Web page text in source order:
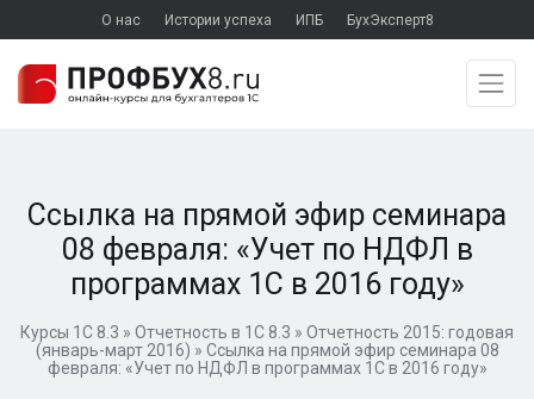
О нас Истории успеха ИПБ БухЭксперт8
Ссылка на прямой эфир семинара
08 февраля: «Учет по НДФЛ в
программах 1С в 2016 году»
Курсы 1С 8.3 » Отчетность в 1С 8.3 » Отчетность 2015: годовая
(январь-март 2016) » Ссылка на прямой эфир семинара 08
февраля: «Учет по НДФЛ в программах 1С в 2016 году»